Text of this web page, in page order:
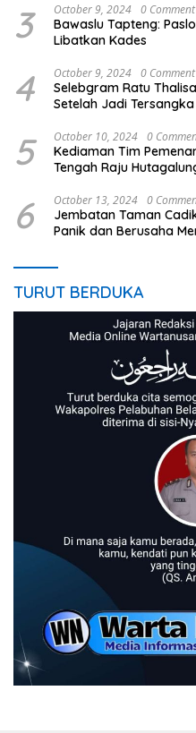
3 October 9, 2024 0 Comment
Bawaslu Tapteng:
Libatkan Kades
4 October 9, 2024 0 Comment
Selebgram Ratu
Setelah Jadi
5 October 10, 2024 0
Kediaman Tim
Tengah Raju
6 October 13, 2024 0
Jembatan Taman
Panik dan Berusaha
TURUT BERDUKA